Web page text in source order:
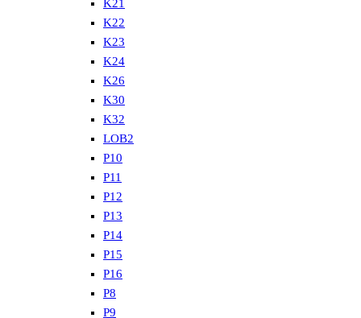
K21
K22
K23
K24
K26
K30
K32
LOB2
P10
P11
P12
P13
P14
P15
P16
P8
P9